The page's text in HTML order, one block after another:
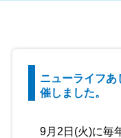
ニューライフあ
催しました。
9月2日(火)に毎